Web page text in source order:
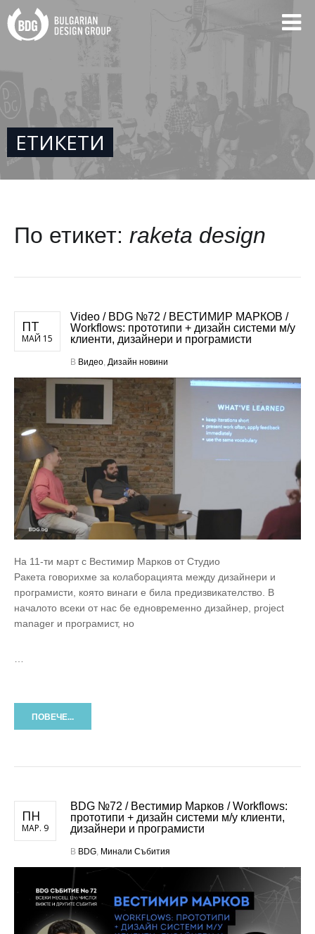
ЕТИКЕТИ
По етикет: raketa design
ПТ
МАЙ 15
Video / BDG №72 / ВЕСТИМИР МАРКОВ /
Workflows: прототипи + дизайн системи м/у
клиенти, дизайнери и програмисти
В Видео, Дизайн новини
На 11-ти март с Вестимир Марков от Студио
Ракета говорихме за колаборацията между дизайнери и
програмисти, която винаги е била предизвикателство. В
началото всеки от нас бе едновременно дизайнер, project
manager и програмист, но
ПОВЕЧЕ...
ПН
МАР. 9
BDG №72 / Вестимир Марков / Workflows:
прототипи + дизайн системи м/у клиенти,
дизайнери и програмисти
В BDG, Минали Събития